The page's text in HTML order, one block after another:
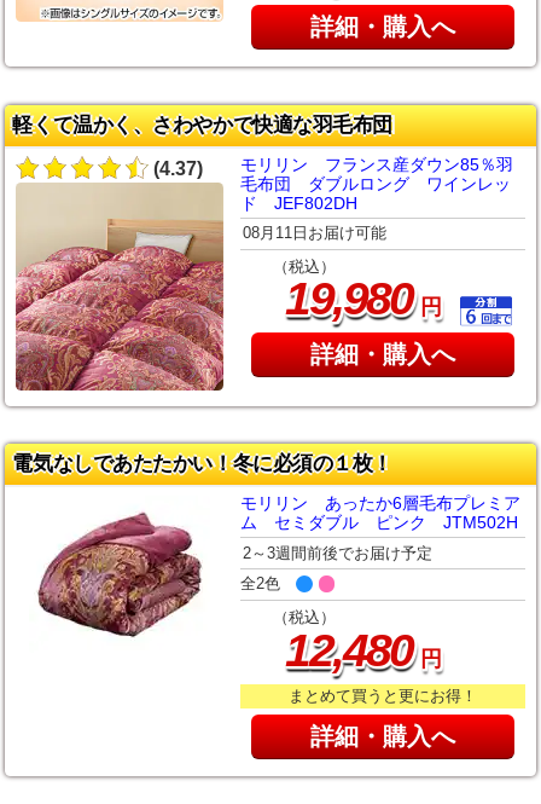
詳細・購入へ
軽くて温かく、さわやかで快適な羽毛布団
(4.37)
モリリン フランス産ダウン85％羽
毛布団 ダブルロング ワインレッ
ド JEF802DH
08月11日お届け可能
（税込）
19,980円
詳細・購入へ
電気なしであたたかい！冬に必須の１枚！
モリリン あったか6層毛布プレミア
ム セミダブル ピンク JTM502H
2～3週間前後でお届け予定
全2色
（税込）
12,480円
まとめて買うと更にお得！
詳細・購入へ